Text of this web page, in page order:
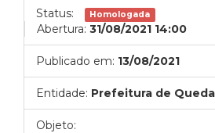
Status: Homologada
Abertura: 31/08/2021 14:00
Publicado em: 13/08/2021
Entidade: Prefeitura de
Objeto: